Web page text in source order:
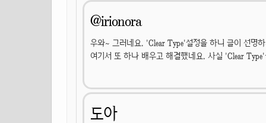
@irionora
우와~ 그러네요. 'Clear Type'설정을 하니 글이 선명
여기서 또 하나 배우고 해결했네요. 사실 'Clear
도아